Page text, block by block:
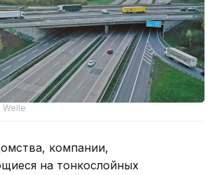
компании,
на тонкослойных